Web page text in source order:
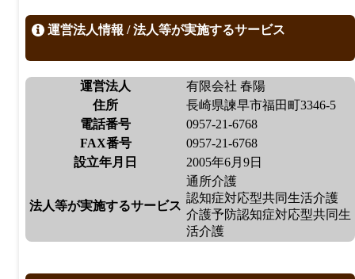
運営法人情報 / 法人等が実施するサービス
運営法人
有限会社 春陽
住所
長崎県諫早市福田町3346-5
電話番号
0957-21-6768
FAX番号
0957-21-6768
設立年月日
2005年6月9日
法人等が実施するサービス
通所介護
認知症対応型共同生活介護
介護予防認知症対応型共同生
活介護